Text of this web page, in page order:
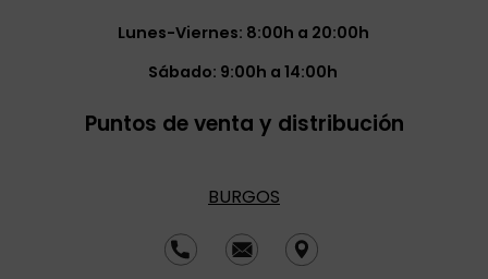
Lunes-Viernes: 8:00h a 20:00h
Sábado: 9:00h a 14:00h
Puntos de venta y distribución
BURGOS